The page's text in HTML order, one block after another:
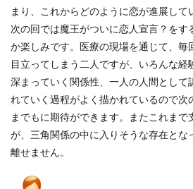
まり、これからどのように恋が進展して
次の回では魔王がついに恋人宣言？をす
か楽しみです。医療の現場を通じて、毎
目立ってしまう二人ですが、いろんな経
深まっていく関係性、一人の人間として
れていく過程がよく描かれているので次
までもに期待ができます。またこれまで
が、三角関係の中に入りそうな存在とな
離せません。